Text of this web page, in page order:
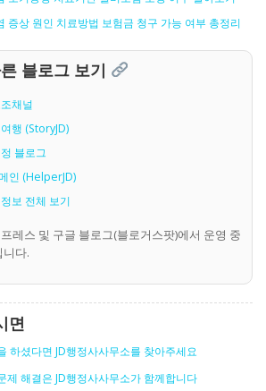
증상 원인 치료방법 보험금 청구 가능 여부 총정리
블로그 보기
채널
행 (StoryJD)
블로그
인 (HelperJD)
보 전체 보기
레스 및 구글 블로그(블로거스팟)에서 운영 중
다.
면
하셨다면 JD행정사사무소를 찾아주세요
제 해결은 JD행정사사무소가 함께합니다